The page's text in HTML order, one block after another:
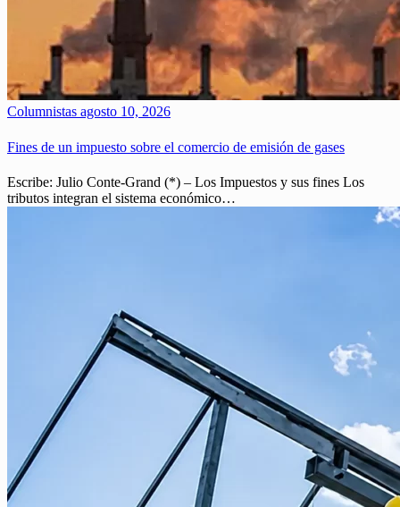
Columnistas agosto 10, 2026
Fines de un impuesto sobre el comercio de emisión de gases
Escribe: Julio Conte-Grand (*) – Los Impuestos y sus fines Los
tributos integran el sistema económico…